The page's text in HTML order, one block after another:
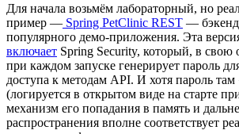
Для начала возьмём лабораторный, но
пример — Spring PetClinic REST —
популярного демо‑приложения. Эта
включает Spring Security, который, в свою
при каждом запуске генерирует пароль
доступа к методам API. И хотя пароль
(логируется в открытом виде на старте
механизм его попадания в память и
распространения вполне соответствует